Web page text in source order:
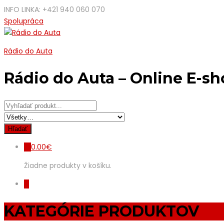
INFO LINKA: +421 940 060 070
Spolupráca
Rádio do Auta
Rádio do Auta – Online E-
0.00€
Žiadne produkty v košíku.
KATEGÓRIE PRODUKTOV